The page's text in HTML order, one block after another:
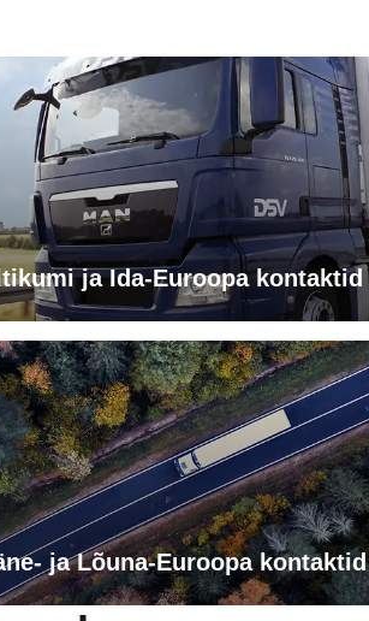
ja Ida-Euroopa kontaktid
ja Lõuna-Euroopa kontaktid